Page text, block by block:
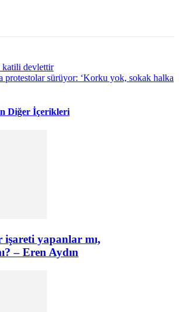
katili devlettir
protestolar sürüyor: ‘Korku yok, sokak halka
Diğer İçerikleri
işareti yapanlar mı,
– Eren Aydın